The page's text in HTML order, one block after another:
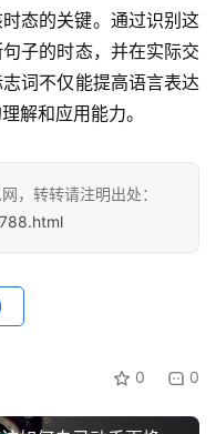
态的关键。通过识别这
子的时态，并在实际交
词不仅能提高语言表达
解和应用能力。
，转转请注明出处：
0 0